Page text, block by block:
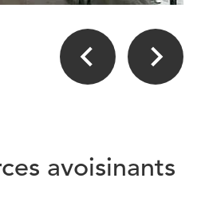
avoisinants